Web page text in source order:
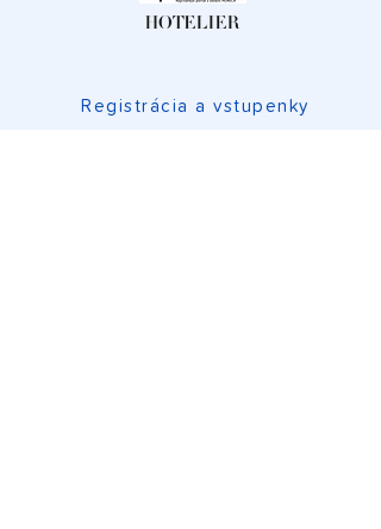
Registrácia a vstupenky